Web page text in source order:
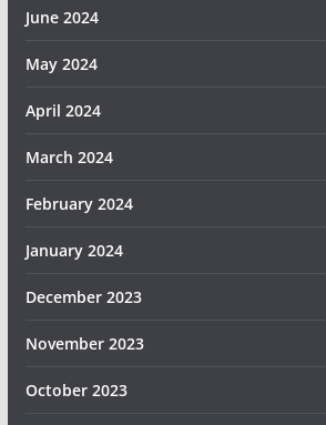
June 2024
May 2024
April 2024
March 2024
February 2024
January 2024
December 2023
November 2023
October 2023